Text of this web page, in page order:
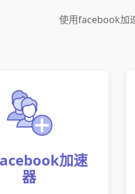
使用facebook加
加速
器